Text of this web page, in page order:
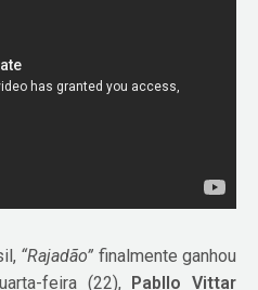
“Rajadão” finalmente ganhou
feira (22), Pabllo Vittar